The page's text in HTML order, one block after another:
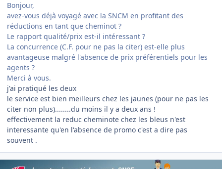
Bonjour,
avez-vous déjà voyagé avec la SNCM en profitant des
réductions en tant que cheminot ?
Le rapport qualité/prix est-il intéressant ?
La concurrence (C.F. pour ne pas la citer) est-elle plus
avantageuse malgré l'absence de prix préférentiels pour les
agents ?
Merci à vous.
j'ai pratiqué les deux
le service est bien meilleurs chez les jaunes (pour ne pas les
citer non plus)........du moins il y a deux ans !
effectivement la reduc cheminote chez les bleus n'est
interessante qu'en l'absence de promo c'est a dire pas
souvent .